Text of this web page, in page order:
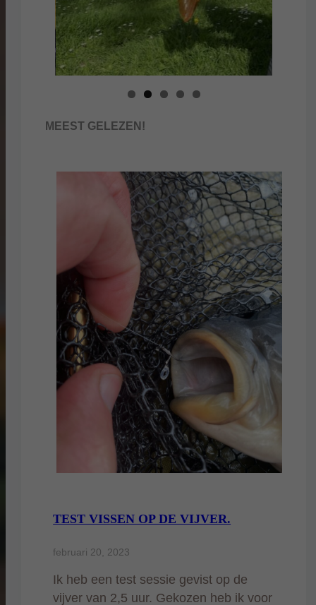
MEEST GELEZEN!
TEST VISSEN OP DE VIJVER.
februari 20, 2023
Ik heb een test sessie gevist op de
vijver van 2,5 uur. Gekozen heb ik voor